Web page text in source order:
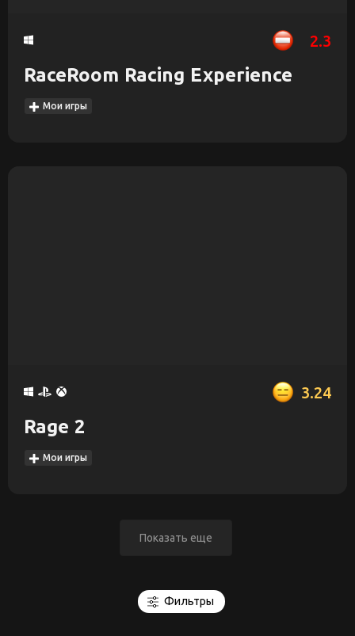
2.3
RaceRoom Racing Experience
Мои игры
3.24
Rage 2
Мои игры
Показать еще
Фильтры